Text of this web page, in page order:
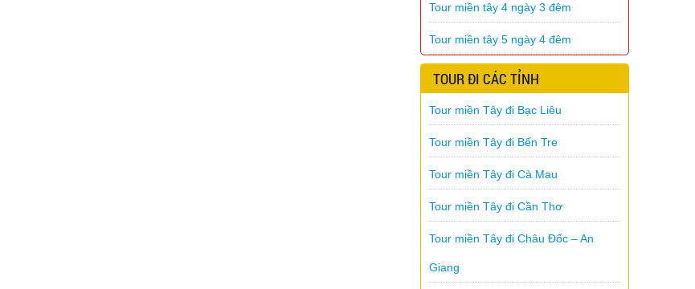
Tour miền tây 4 ngày 3 đêm
Tour miền tây 5 ngày 4 đêm
TOUR ĐI CÁC TỈNH
Tour miền Tây đi Bạc Liêu
Tour miền Tây đi Bến Tre
Tour miền Tây đi Cà Mau
Tour miền Tây đi Cần Thơ
Tour miền Tây đi Châu Đốc – An
Giang